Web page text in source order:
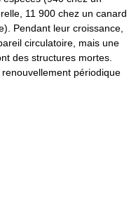
11 900 chez un canard
Pendant leur croissance,
circulatoire, mais une
des structures mortes.
périodique